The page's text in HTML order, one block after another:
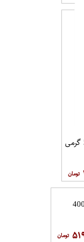
چای سیلان با طعم دارچین و هل دو غزال 400